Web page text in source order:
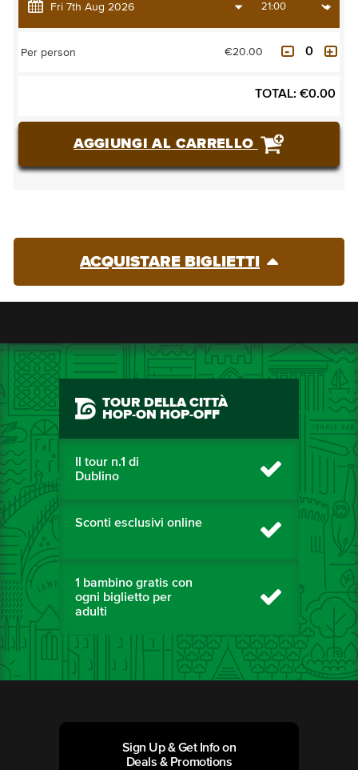
Per person €20.00
TOTAL: €0.00
AGGIUNGI AL CARRELLO
ACQUISTARE BIGLIETTI
TOUR DELLA CITTÀ
HOP-ON HOP-OFF
Il tour n.1 di
Dublino
Sconti esclusivi online
1 bambino gratis con
ogni biglietto per
adulti
Sign Up & Get Info on
Deals & Promotions